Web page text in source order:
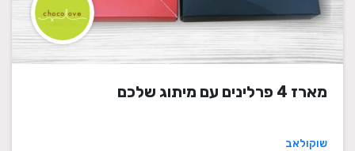
מארז 4 פרלינים עם מיתוג שלכם
שוקולאב